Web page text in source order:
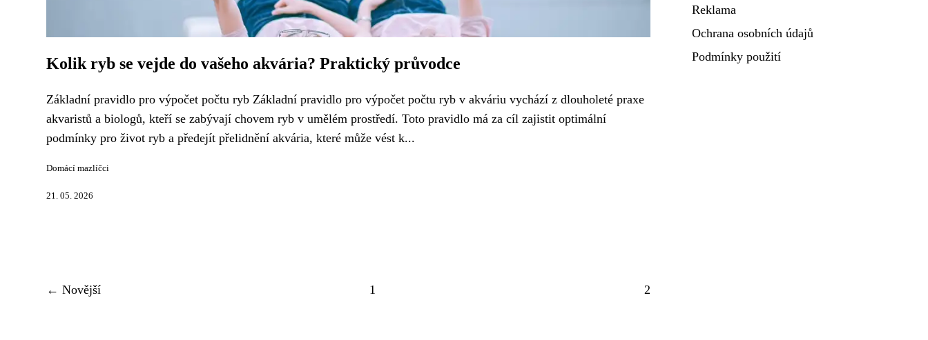
Kolik ryb se vejde do vašeho akvária? Praktický průvodce
Základní pravidlo pro výpočet počtu ryb Základní pravidlo pro výpočet počtu ryb v akváriu vychází z dlouholeté praxe
akvaristů a biologů, kteří se zabývají chovem ryb v umělém prostředí. Toto pravidlo má za cíl zajistit optimální
podmínky pro život ryb a předejít přelidnění akvária, které může vést k...
Domácí mazlíčci
21. 05. 2026
← Novější 1 2
Reklama
Ochrana osobních údajů
Podmínky použití